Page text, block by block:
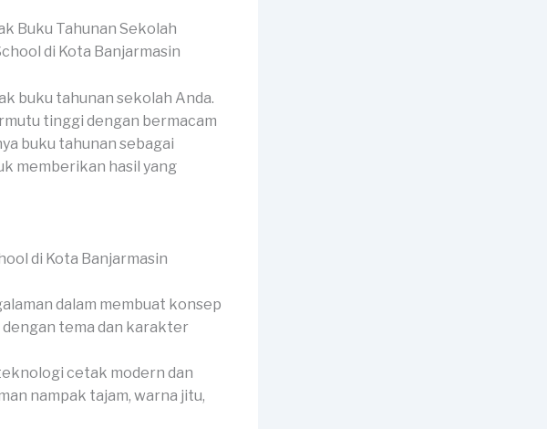
Buku Tahunan Sekolah
buku tahunan sekolah Anda.
tinggi dengan bermacam
buku tahunan sebagai
memberikan hasil yang
dalam membuat konsep
tema dan karakter
cetak modern dan
nampak tajam, warna jitu,